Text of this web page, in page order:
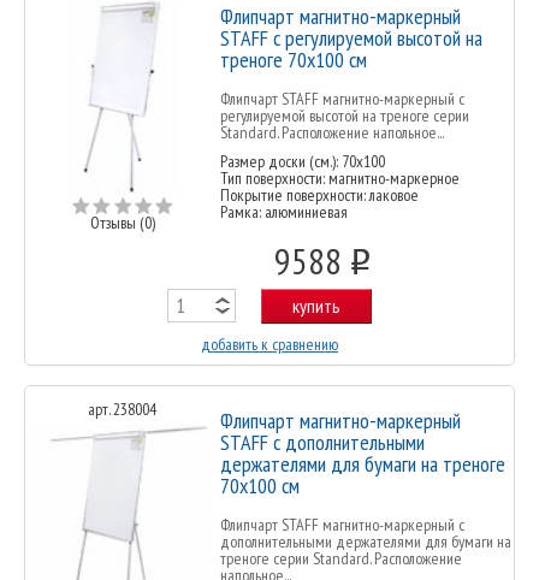
Отзывы (0)
Флипчарт магнитно-маркерный
STAFF с регулируемой высотой на
треноге 70х100 см
Флипчарт STAFF магнитно-маркерный с
регулируемой высотой на треноге серии
Standard. Расположение напольное...
Размер доски (см.): 70x100
Тип поверхности: магнитно-маркерное
Покрытие поверхности: лаковое
Рамка: алюминиевая
9588 o
купить
добавить к сравнению
арт. 238004 Флипчарт магнитно-маркерный
STAFF с дополнительными
держателями для бумаги на треноге
70х100 см
Флипчарт STAFF магнитно-маркерный с
дополнительными держателями для бумаги на
треноге серии Standard. Расположение
напольное...